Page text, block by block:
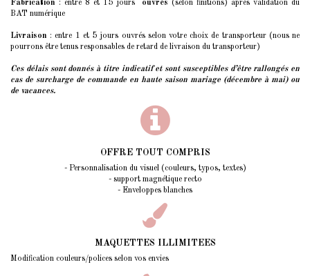
Fabrication : entre 8 et 15 jours ouvrés (selon finitions) après validation du
BAT numérique
Livraison : entre 1 et 5 jours ouvrés selon votre choix de transporteur (nous ne
pourrons être tenus responsables de retard de livraison du transporteur)
Ces délais sont donnés à titre indicatif et sont susceptibles d’être rallongés en
cas de surcharge de commande en haute saison mariage (décembre à mai) ou
de vacances.
OFFRE TOUT COMPRIS
- Personnalisation du visuel (couleurs, typos, textes)
- support magnétique recto
- Enveloppes blanches
MAQUETTES ILLIMITEES
Modification couleurs/polices selon vos envies